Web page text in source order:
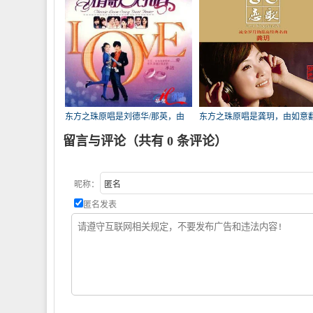
东方之珠原唱是刘德华/那英，由
大熊翻唱(播放:36)
东方之珠原唱是龚玥，由如意
(播放:13)
留言与评论（共有 0 条评论）
昵称：
匿名发表